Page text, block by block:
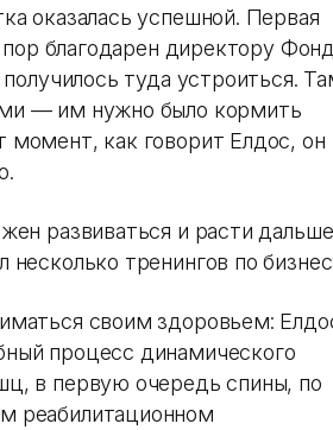
оказалась успешной. Первая
благодарен директору
туда устроиться.
— им нужно было кормить
как говорит Елдос, он
развиваться и расти
тренингов по
своим здоровьем:
процесс динамического
в первую очередь спины, по
реабилитационном